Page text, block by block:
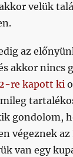
velük
az
akkor nincs
re kapott ki
gondolom,
végeznek
van egy